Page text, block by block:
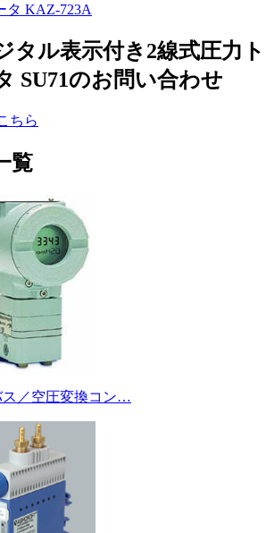
タ KAZ-723A
タル表示付き2線式圧力ト
SU71のお問い合わせ
覧
ス／空圧変換コン…